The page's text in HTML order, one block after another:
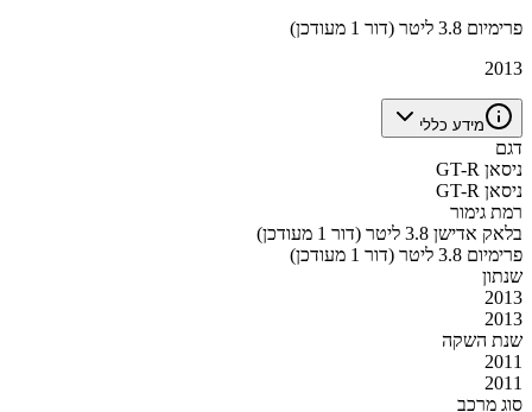
פרימיום 3.8 ליטר (דור 1 מעודכן)
2013
מידע כללי
דגם
ניסאן GT-R
ניסאן GT-R
רמת גימור
בלאק אדישן 3.8 ליטר (דור 1 מעודכן)
פרימיום 3.8 ליטר (דור 1 מעודכן)
שנתון
2013
2013
שנת השקה
2011
2011
סוג מרכב